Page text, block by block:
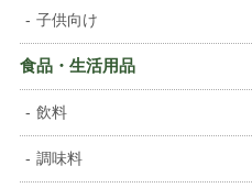
子供向け
食品・生活用品
飲料
調味料